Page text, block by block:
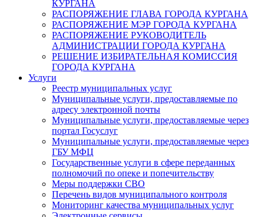
КУРГАНА
РАСПОРЯЖЕНИЕ ГЛАВА ГОРОДА КУРГАНА
РАСПОРЯЖЕНИЕ МЭР ГОРОДА КУРГАНА
РАСПОРЯЖЕНИЕ РУКОВОДИТЕЛЬ
АДМИНИСТРАЦИИ ГОРОДА КУРГАНА
РЕШЕНИЕ ИЗБИРАТЕЛЬНАЯ КОМИССИЯ
ГОРОДА КУРГАНА
Услуги
Реестр муниципальных услуг
Муниципальные услуги, предоставляемые по
адресу электронной почты
Муниципальные услуги, предоставляемые через
портал Госуслуг
Муниципальные услуги, предоставляемые через
ГБУ МФЦ
Государственные услуги в сфере переданных
полномочий по опеке и попечительству
Меры поддержки СВО
Перечень видов муниципального контроля
Мониторинг качества муниципальных услуг